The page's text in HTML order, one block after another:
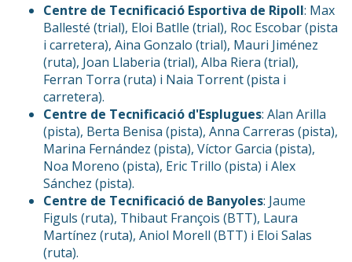
Centre de Tecnificació Esportiva de Ripoll: Max
Ballesté (trial), Eloi Batlle (trial), Roc Escobar (pista
i carretera), Aina Gonzalo (trial), Mauri Jiménez
(ruta), Joan Llaberia (trial), Alba Riera (trial),
Ferran Torra (ruta) i Naia Torrent (pista i
carretera).
Centre de Tecnificació d'Esplugues: Alan Arilla
(pista), Berta Benisa (pista), Anna Carreras (pista),
Marina Fernández (pista), Víctor Garcia (pista),
Noa Moreno (pista), Eric Trillo (pista) i Alex
Sánchez (pista).
Centre de Tecnificació de Banyoles: Jaume
Figuls (ruta), Thibaut François (BTT), Laura
Martínez (ruta), Aniol Morell (BTT) i Eloi Salas
(ruta).